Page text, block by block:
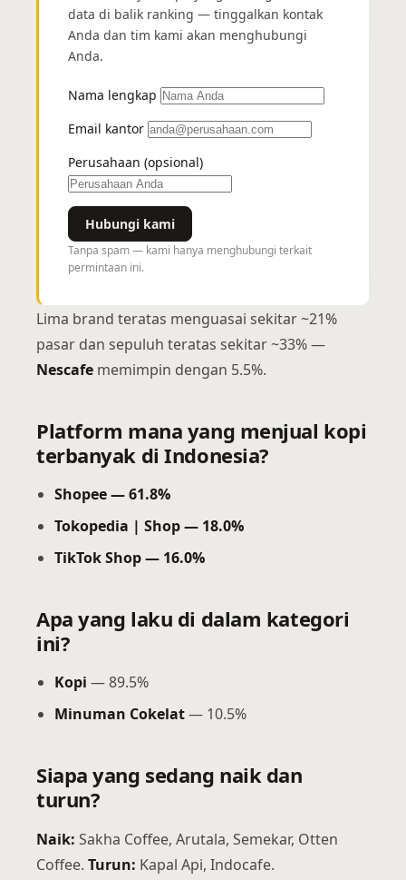
data di balik ranking — tinggalkan kontak
Anda dan tim kami akan menghubungi
Anda.
Nama lengkap
Email kantor
Perusahaan (opsional)
Hubungi kami
Tanpa spam — kami hanya menghubungi terkait
permintaan ini.
Lima brand teratas menguasai sekitar ~21%
pasar dan sepuluh teratas sekitar ~33% —
Nescafe memimpin dengan 5.5%.
Platform mana yang menjual kopi
terbanyak di Indonesia?
Shopee — 61.8%
Tokopedia | Shop — 18.0%
TikTok Shop — 16.0%
Apa yang laku di dalam kategori
ini?
Kopi — 89.5%
Minuman Cokelat— 10.5%
Siapa yang sedang naik dan
turun?
Naik: Sakha Coffee, Arutala, Semekar, Otten
Coffee. Turun: Kapal Api, Indocafe.